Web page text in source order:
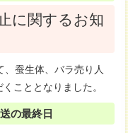
に関するお知
蚕生体、バラ売り人
こととなりました。
の最終日